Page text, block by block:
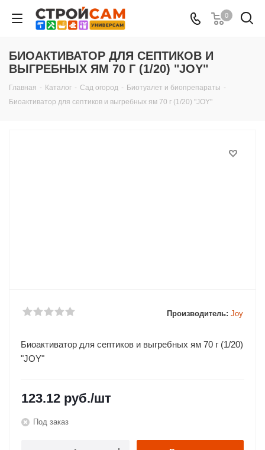
0
БИОАКТИВАТОР ДЛЯ СЕПТИКОВ И
ВЫГРЕБНЫХ ЯМ 70 Г (1/20) "JOY"
Главная - Каталог - Сад огород - Биотуалет и биопрепараты -
Биоактиватор для септиков и выгребных ям 70 г (1/20) "JOY"
Производитель: Joy
Биоактиватор для септиков и выгребных ям 70 г (1/20)
"JOY"
123.12 руб./шт
Под заказ